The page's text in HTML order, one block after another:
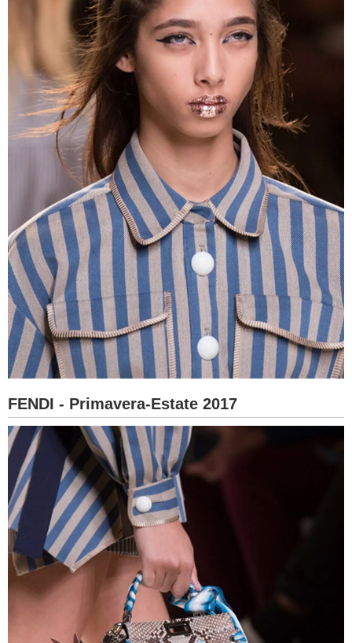
FENDI - Primavera-Estate 2017